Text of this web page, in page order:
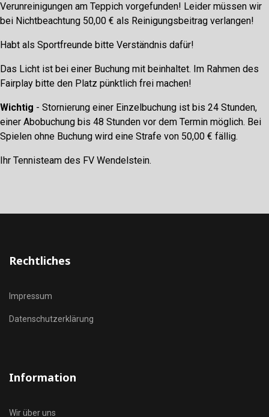
Verunreinigungen am Teppich vorgefunden! Leider müssen wir
bei Nichtbeachtung 50,00 € als Reinigungsbeitrag verlangen!
Habt als Sportfreunde bitte Verständnis dafür!
Das Licht ist bei einer Buchung mit beinhaltet. Im Rahmen des
Fairplay bitte den Platz pünktlich frei machen!
Wichtig - Stornierung einer Einzelbuchung ist bis 24 Stunden,
einer Abobuchung bis 48 Stunden vor dem Termin möglich. Bei
Spielen ohne Buchung wird eine Strafe von 50,00 € fällig.
Ihr Tennisteam des FV Wendelstein.
Rechtliches
Impressum
Datenschutzerklärung
Information
Wir über uns